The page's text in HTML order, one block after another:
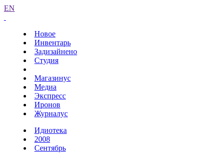
EN
Новое
Инвентарь
Задизайнено
Студия
Магазинус
Медиа
Экспресс
Иронов
Журналус
Идиотека
2008
Сентябрь